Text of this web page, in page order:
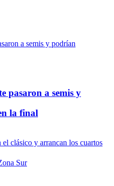
pasaron a semis y
la final